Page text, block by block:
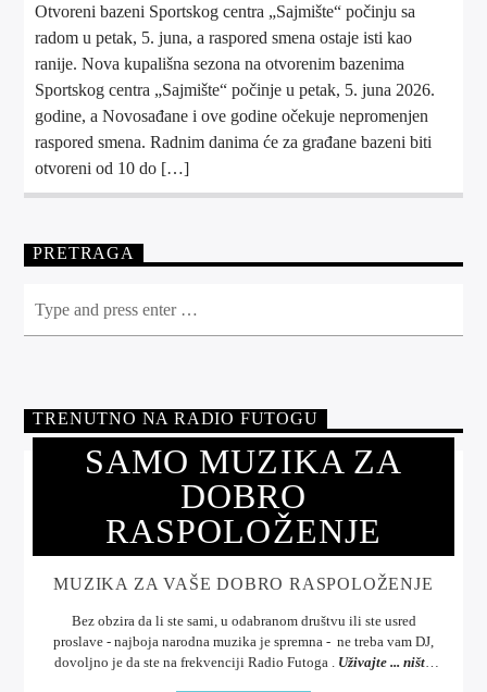
RADIO FUTOG KRAJINA
Otvoreni bazeni Sportskog centra „Sajmište“ počinju sa
radom u petak, 5. juna, a raspored smena ostaje isti kao
ranije. Nova kupališna sezona na otvorenim bazenima
Sportskog centra „Sajmište“ počinje u petak, 5. juna 2026.
godine, a Novosađane i ove godine očekuje nepromenjen
raspored smena. Radnim danima će za građane bazeni biti
otvoreni od 10 do […]
PRETRAGA
TRENUTNO NA RADIO FUTOGU
SAMO MUZIKA ZA
DOBRO
RASPOLOŽENJE
MUZIKA ZA VAŠE DOBRO RASPOLOŽENJE
Bez obzira da li ste sami, u odabranom društvu ili ste usred
proslave - najboja narodna muzika je spremna - ne treba vam DJ,
dovoljno je da ste na frekvenciji Radio Futoga . Uživajte ... ništa